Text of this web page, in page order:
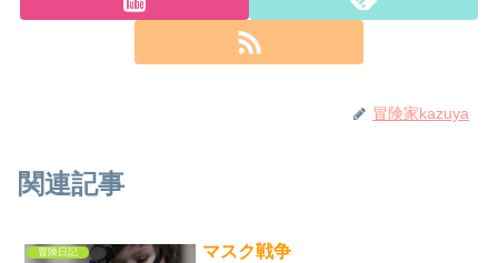
冒険家kazuya
関連記事
冒険日記 マスク戦争